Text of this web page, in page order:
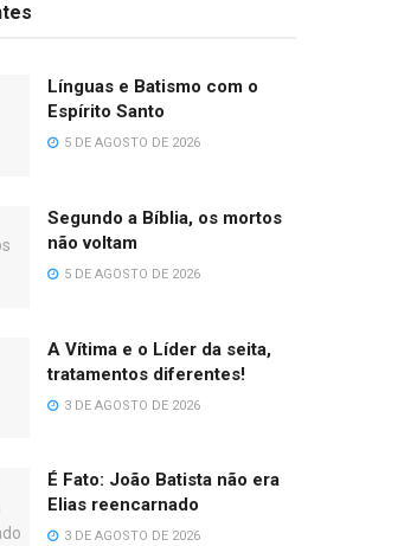
Línguas e Batismo com o
Espírito Santo
5 DE AGOSTO DE 2026
Segundo a Bíblia, os mortos
não voltam
5 DE AGOSTO DE 2026
A Vítima e o Líder da seita,
tratamentos diferentes!
3 DE AGOSTO DE 2026
É Fato: João Batista não era
Elias reencarnado
3 DE AGOSTO DE 2026